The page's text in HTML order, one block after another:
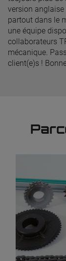
version
partout dans le
une équipe
collaborateurs
mécanique.
client(e)s !